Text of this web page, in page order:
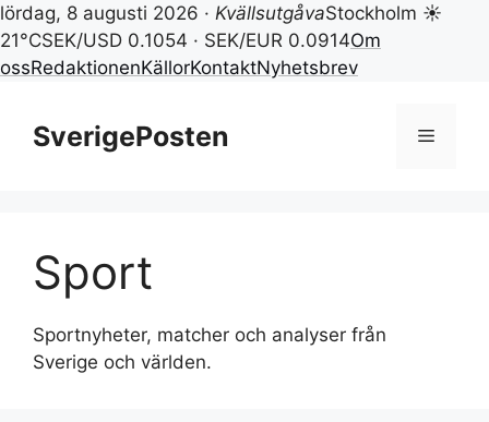
lördag, 8 augusti 2026 · KvällsutgåvaStockholm ☀
21°CSEK/USD 0.1054 · SEK/EUR 0.0914Om
ossRedaktionenKällorKontaktNyhetsbrev
innehållSverigePosten Meny
Sport
Sportnyheter, matcher och analyser från
Sverige och världen.